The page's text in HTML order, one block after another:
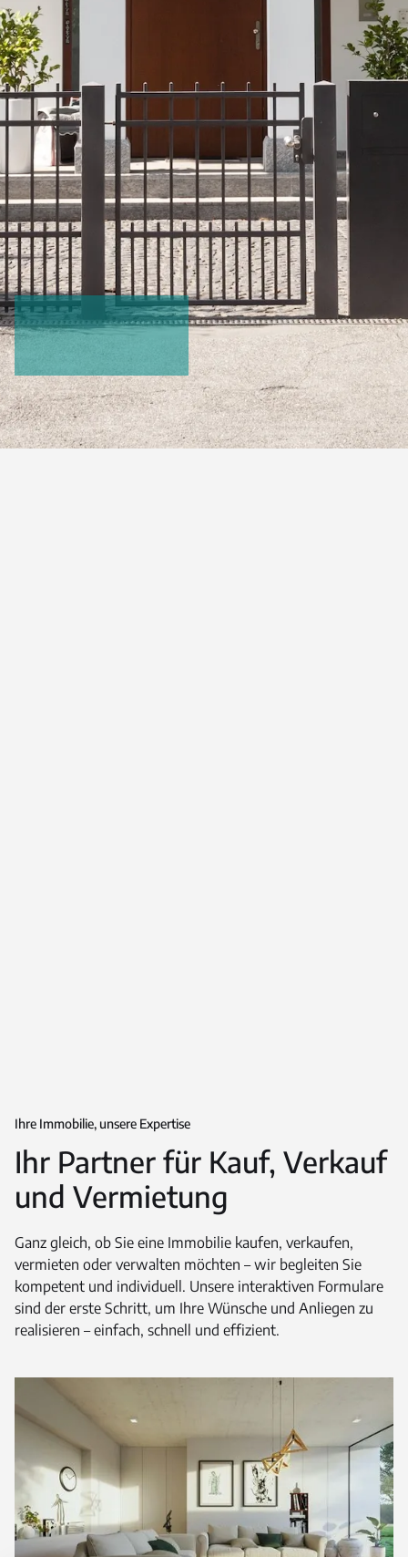
Formulare
Ihre Immobilie, unsere Expertise
Ihr Partner für Kauf, Verkauf
und Vermietung
Ganz gleich, ob Sie eine Immobilie kaufen, verkaufen,
vermieten oder verwalten möchten – wir begleiten Sie
kompetent und individuell. Unsere interaktiven Formulare
sind der erste Schritt, um Ihre Wünsche und Anliegen zu
realisieren – einfach, schnell und effizient.